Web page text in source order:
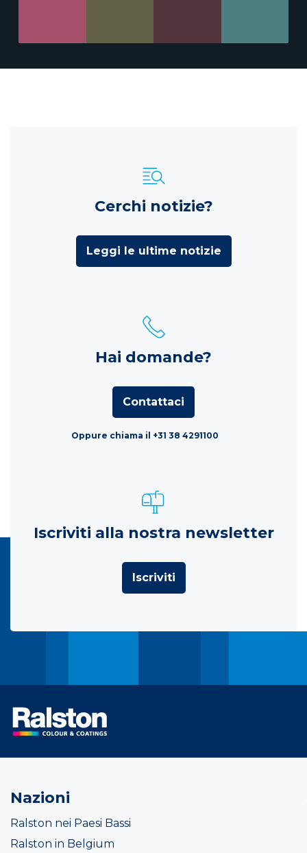
Cerchi notizie?
Leggi le ultime notizie
Hai domande?
Contattaci
Oppure chiama il +31 38 4291100
Iscriviti alla nostra newsletter
Iscriviti
Nazioni
Ralston nei Paesi Bassi
Ralston in Belgium